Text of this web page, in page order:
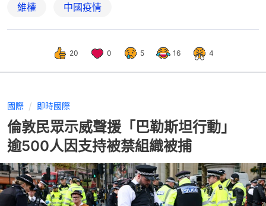
維權 中國疫情
20 0 5 16 4
國際 即時國際
倫敦民眾示威聲援「巴勒斯坦行動」
逾500人因支持被禁組織被捕